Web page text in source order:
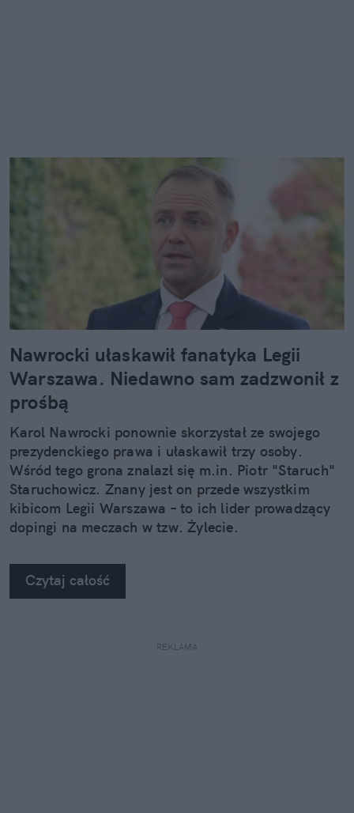
Nawrocki ułaskawił fanatyka Legii
Warszawa. Niedawno sam zadzwonił z
prośbą
Karol Nawrocki ponownie skorzystał ze swojego
prezydenckiego prawa i ułaskawił trzy osoby.
Wśród tego grona znalazł się m.in. Piotr "Staruch"
Staruchowicz. Znany jest on przede wszystkim
kibicom Legii Warszawa – to ich lider prowadzący
dopingi na meczach w tzw. Żylecie.
Czytaj całość
REKLAMA